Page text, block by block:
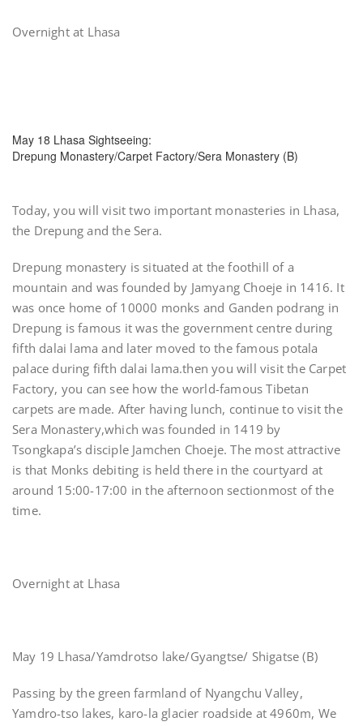
Overnight at Lhasa
May 18 Lhasa Sightseeing:
Drepung Monastery/Carpet Factory/Sera Monastery (B)
Today, you will visit two important monasteries in Lhasa,
the Drepung and the Sera.
Drepung monastery is situated at the foothill of a
mountain and was founded by Jamyang Choeje in 1416. It
was once home of 10000 monks and Ganden podrang in
Drepung is famous it was the government centre during
fifth dalai lama and later moved to the famous potala
palace during fifth dalai lama.then you will visit the Carpet
Factory, you can see how the world-famous Tibetan
carpets are made. After having lunch, continue to visit the
Sera Monastery,which was founded in 1419 by
Tsongkapa’s disciple Jamchen Choeje. The most attractive
is that Monks debiting is held there in the courtyard at
around 15:00-17:00 in the afternoon sectionmost of the
time.
Overnight at Lhasa
May 19 Lhasa/Yamdrotso lake/Gyangtse/ Shigatse (B)
Passing by the green farmland of Nyangchu Valley,
Yamdro-tso lakes, karo-la glacier roadside at 4960m, We